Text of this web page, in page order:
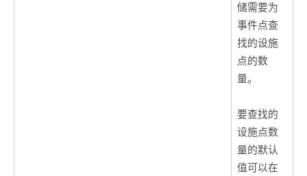
储需要为
事件点查
找的设施
点的数
量。
要查找的
设施点数
量的默认
值可以在